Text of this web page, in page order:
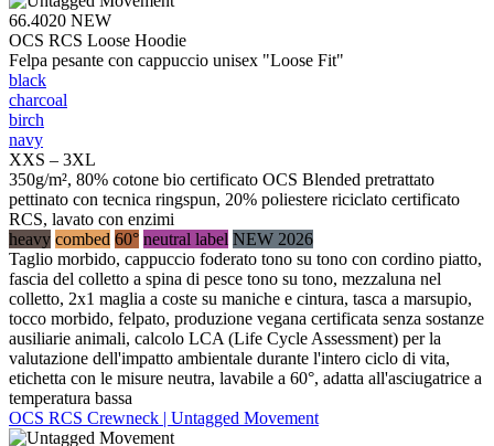
66.4020 NEW
OCS RCS Loose Hoodie
Felpa pesante con cappuccio unisex "Loose Fit"
black
charcoal
birch
navy
XXS – 3XL
350g/m², 80% cotone bio certificato OCS Blended pretrattato
pettinato con tecnica ringspun, 20% poliestere riciclato certificato
RCS, lavato con enzimi
heavy combed 60° neutral label NEW 2026
Taglio morbido, cappuccio foderato tono su tono con cordino piatto,
fascia del colletto a spina di pesce tono su tono, mezzaluna nel
colletto, 2x1 maglia a coste su maniche e cintura, tasca a marsupio,
tocco morbido, felpato, produzione vegana certificata senza sostanze
ausiliarie animali, calcolo LCA (Life Cycle Assessment) per la
valutazione dell'impatto ambientale durante l'intero ciclo di vita,
etichetta con le misure neutra, lavabile a 60°, adatta all'asciugatrice a
temperatura bassa
OCS RCS Crewneck | Untagged Movement